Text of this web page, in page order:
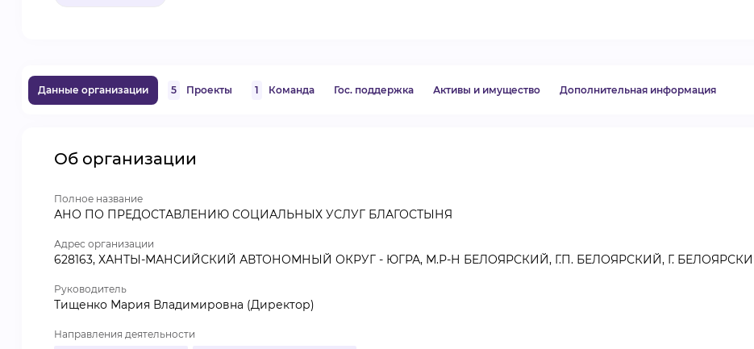
Данные организации 5 Проекты 1 Команда Гос. поддержка Активы и имущество Дополнительная информация
Об организации
Полное название
АНО ПО ПРЕДОСТАВЛЕНИЮ СОЦИАЛЬНЫХ УСЛУГ БЛАГОСТЫНЯ
Адрес организации
628163, ХАНТЫ-МАНСИЙСКИЙ АВТОНОМНЫЙ ОКРУГ - ЮГРА, М.Р-Н БЕЛОЯРСКИЙ, Г.П. БЕЛОЯРСКИЙ, Г.
Руководитель
Тищенко Мария Владимировна (Директор)
Направления деятельности